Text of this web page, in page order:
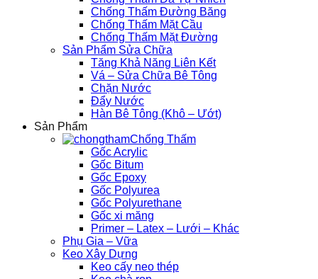
Chống Thấm Đường Băng
Chống Thấm Mặt Cầu
Chống Thấm Mặt Đường
Sản Phẩm Sửa Chữa
Tăng Khả Năng Liên Kết
Vá – Sửa Chữa Bê Tông
Chặn Nước
Đẩy Nước
Hàn Bê Tông (Khô – Ướt)
Sản Phẩm
Chống Thấm
Gốc Acrylic
Gốc Bitum
Gốc Epoxy
Gốc Polyurea
Gốc Polyurethane
Gốc xi măng
Primer – Latex – Lưới – Khác
Phụ Gia – Vữa
Keo Xây Dựng
Keo cấy neo thép